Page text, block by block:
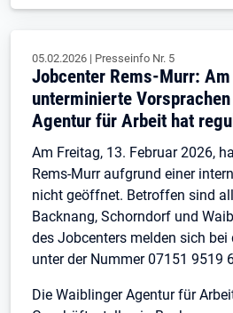
05.02.2026 | Presseinfo Nr. 5
Jobcenter Rems-Murr:
unterminierte
Agentur für Arbeit hat
Am Freitag, 13. Februar 2026,
Rems-Murr aufgrund einer
nicht geöffnet. Betroffen sind
Backnang, Schorndorf und
des Jobcenters melden sich bei
unter der Nummer 07151 9519
Die Waiblinger Agentur für